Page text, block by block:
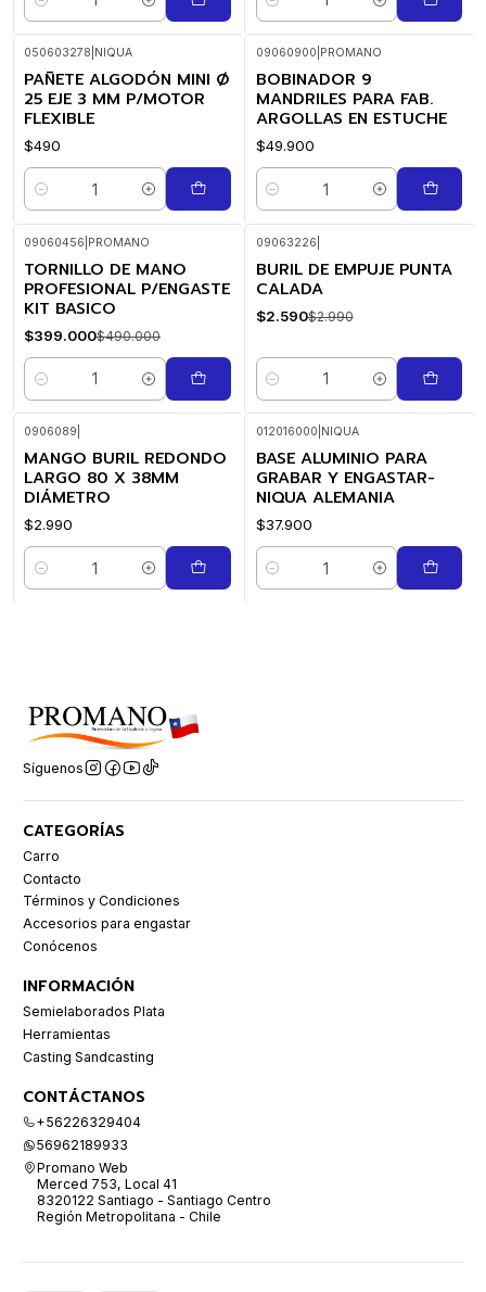
Cantidad Cantidad
050603278 NIQUA
PAÑETE ALGODÓN MINI Ø
25 EJE 3 MM P/MOTOR
FLEXIBLE
$490
Cantidad
09060900 PROMANO
BOBINADOR 9
MANDRILES PARA FAB.
ARGOLLAS EN ESTUCHE
$49.900
Cantidad
-19%
OFF
09060456 PROMANO
TORNILLO DE MANO
PROFESIONAL P/ENGASTE
KIT BASICO
$399.000$490.000
Cantidad
-13%
OFF
09063226
BURIL DE EMPUJE PUNTA
CALADA
$2.590$2.990
Cantidad
0906089
MANGO BURIL REDONDO
LARGO 80 X 38MM
DIÁMETRO
$2.990
Cantidad
012016000 NIQUA
BASE ALUMINIO PARA
GRABAR Y ENGASTAR-
NIQUA ALEMANIA
$37.900
Cantidad
Síguenos
CATEGORÍAS
Carro
Contacto
Términos y Condiciones
Accesorios para engastar
Conócenos
INFORMACIÓN
Semielaborados Plata
Herramientas
Casting Sandcasting
CONTÁCTANOS
+56226329404
56962189933
Promano Web
Merced 753, Local 41
8320122 Santiago - Santiago Centro
Región Metropolitana - Chile